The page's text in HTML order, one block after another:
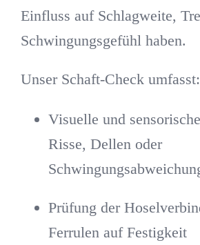
Einfluss auf Schlagweite,
Schwingungsgefühl haben.
Unser Schaft-Checkumfasst:
Visuelle und
Risse, Dellen oder
Prüfung der
Ferrulen auf Festigkeit